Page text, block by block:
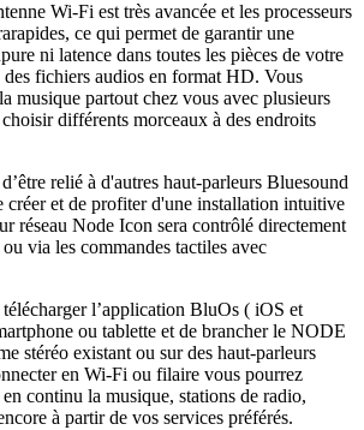
Wi-Fi est très avancée et les processeurs
ce qui permet de garantir une
ni latence dans toutes les pièces de votre
des fichiers audios en format HD. Vous
musique partout chez vous avec plusieurs
différents morceaux à des endroits
relié à d'autres haut-parleurs Bluesound
créer et de profiter d'une installation intuitive
réseau Node Icon sera contrôlé directement
via les commandes tactiles avec
l’application BluOs ( iOS et
ou tablette et de brancher le NODE
stéréo existant ou sur des haut-parleurs
en Wi-Fi ou filaire vous pourrez
continu la musique, stations de radio,
à partir de vos services préférés.